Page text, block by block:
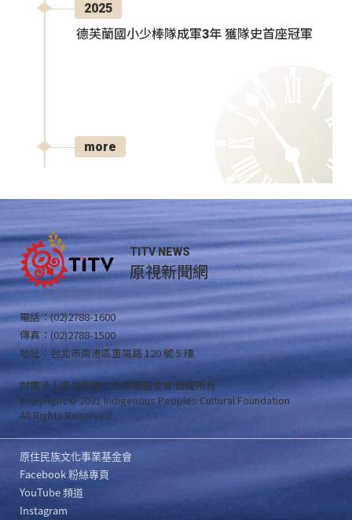
2025
德芙蘭國小少棒隊成軍3年 獲隊史首座冠軍
more
TITV NEWS
原視新聞網
電話：(02)2788-1600
傳真：(02)2788-1500
地址：台北市南港區重陽路 120 號 5 樓
財團法人原住民族文化事業基金會 版權所有
Copyright © 2021 Indigenous Peoples Cultural Foundation
All Rights Reserved .
原住民族文化事業基金會
Facebook 粉絲專頁
YouTube 頻道
Instagram